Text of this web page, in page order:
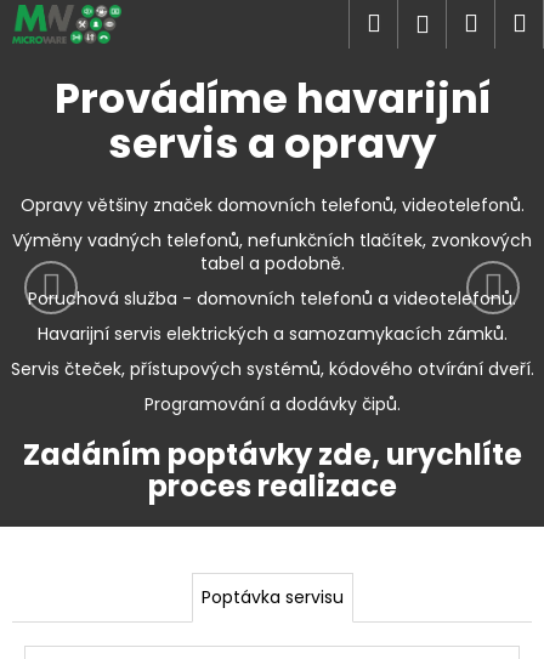
Přejít
na
Hledat
Provádíme havarijní
servis a opravy
Opravy většiny značek domovních telefonů, videotelefonů.
Výměny vadných telefonů, nefunkčních tlačítek, zvonkových
tabel a podobně.
Poruchová služba - domovních telefonů a videotelefonů.
Havarijní servis elektrických a samozamykacích zámků.
Servis čteček, přístupových systémů, kódového otvírání dveří.
Programování a dodávky čipů.
Zadáním poptávky zde, urychlíte
proces realizace
Poptávka servisu
K
o
p
o
t
ř
e
b
u
e
í